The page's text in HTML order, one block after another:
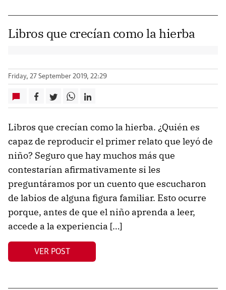
Libros que crecían como la hierba
Friday, 27 September 2019, 22:29
Libros que crecían como la hierba. ¿Quién es
capaz de reproducir el primer relato que leyó de
niño? Seguro que hay muchos más que
contestarían afirmativamente si les
preguntáramos por un cuento que escucharon
de labios de alguna figura familiar. Esto ocurre
porque, antes de que el niño aprenda a leer,
accede a la experiencia […]
VER POST